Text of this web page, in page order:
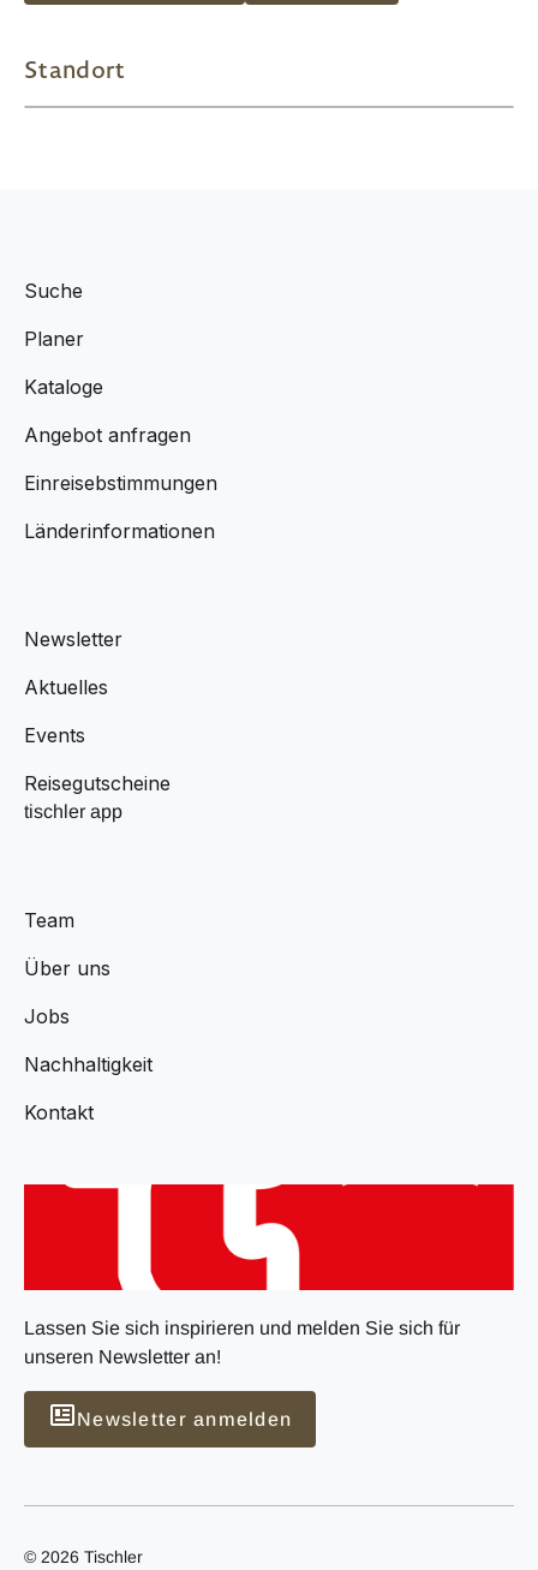
Standort
Suche
Planer
Kataloge
Angebot anfragen
Einreisebstimmungen
Länderinformationen
Newsletter
Aktuelles
Events
Reisegutscheine
tischler app
Team
Über uns
Jobs
Nachhaltigkeit
Kontakt
Lassen Sie sich inspirieren und melden Sie sich für
unseren Newsletter an!
Newsletter anmelden
© 2026 Tischler